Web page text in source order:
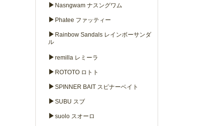
▶ Nasngwam ナスングワム
▶ Phatee ファッティー
▶ Rainbow Sandals レインボーサンダ
ル
▶ remilla レミーラ
▶ ROTOTO ロトト
▶ SPINNER BAIT スピナーベイト
▶ SUBU スブ
▶ suolo スオーロ